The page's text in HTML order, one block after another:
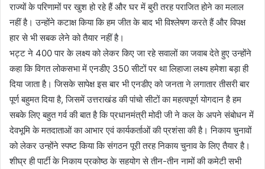
राज्यों के परिणामों पर खुश हो रहे हैं और घर में बुरी तरह पराजित होने का मलाल
नहीं है। उन्होंने कटाक्ष किया कि हम जीत के बाद भी विश्लेषण करते हैं और विपक्ष
हार से भी सबक लेने को तैयार नहीं है।
भट्ट ने 400 पार के लक्ष्य को लेकर किए जा रहे सवालों का जवाब देते हुए उन्होंने
कहा कि विगत लोकसभा में एनडीए 350 सीटों पर था लिहाजा लक्ष्य हमेशा बड़ा ही
दिया जाता है। जिसके सापेक्ष इस बार भी एनडीए को जनता ने लगातार तीसरी बार
पूर्ण बहुमत दिया है, जिसमें उत्तराखंड की पांचो सीटों का महत्वपूर्ण योगदान है हम
सबके लिए बहुत गर्व की बात है कि प्रधानमंत्री मोदी जी ने कल के अपने संबोधन में
देवभूमि के मतदाताओं का आभार एवं कार्यकर्ताओं की प्रशंसा की है। निकाय चुनावों
को लेकर उन्होंने स्पष्ट किया कि संगठन पूरी तरह निकाय चुनाव के लिए तैयार है।
शीघ्र ही पार्टी के निकाय प्रकोष्ठ के सहयोग से तीन-तीन नामों की कमेटी सभी